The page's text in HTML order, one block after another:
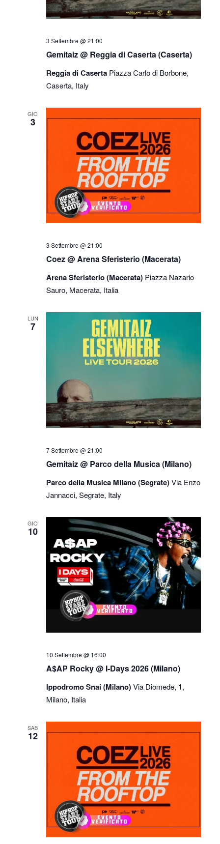
Gemitaiz @ Reggia di Caserta (Caserta)
3 Settembre @ 21:00
Reggia di Caserta Piazza Carlo di Borbone,
Caserta, Italy
GIO
3
Coez @ Arena Sferisterio (Macerata)
3 Settembre @ 21:00
Arena Sferisterio (Macerata) Piazza Nazario
Sauro, Macerata, Italia
LUN
7
Gemitaiz @ Parco della Musica (Milano)
7 Settembre @ 21:00
Parco della Musica Milano (Segrate)Via Enzo
Jannacci, Segrate, Italy
GIO
10
A$AP Rocky @ I-Days 2026 (Milano)
10 Settembre @ 16:00
Ippodromo Snai (Milano)Via Diomede, 1,
Milano, Italia
SAB
12